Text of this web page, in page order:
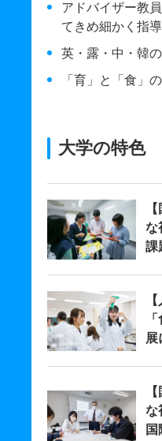
アドバイザー教
てきめ細かく指導
英・露・中・韓
「育」と「食」
大学の特色
な
課
展
な